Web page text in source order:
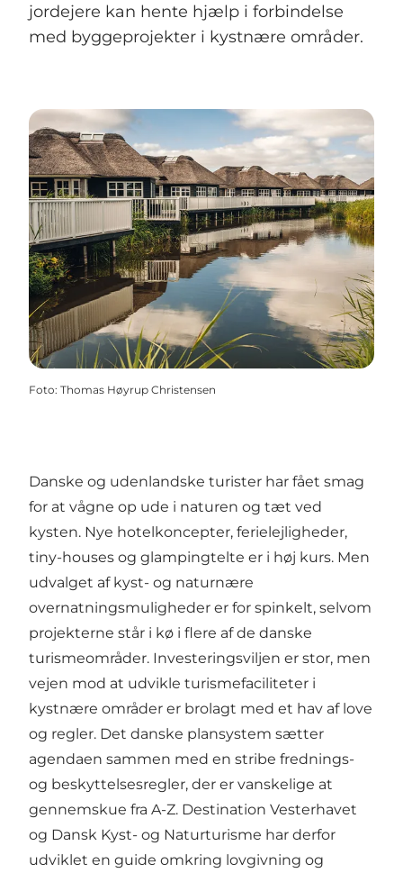
jordejere kan hente hjælp i forbindelse
med byggeprojekter i kystnære områder.
Foto: Thomas Høyrup Christensen
Danske og udenlandske turister har fået smag
for at vågne op ude i naturen og tæt ved
kysten. Nye hotelkoncepter, ferielejligheder,
tiny-houses og glampingtelte er i høj kurs. Men
udvalget af kyst- og naturnære
overnatningsmuligheder er for spinkelt, selvom
projekterne står i kø i flere af de danske
turismeområder. Investeringsviljen er stor, men
vejen mod at udvikle turismefaciliteter i
kystnære områder er brolagt med et hav af love
og regler. Det danske plansystem sætter
agendaen sammen med en stribe frednings-
og beskyttelsesregler, der er vanskelige at
gennemskue fra A-Z. Destination Vesterhavet
og Dansk Kyst- og Naturturisme har derfor
udviklet en guide omkring lovgivning og